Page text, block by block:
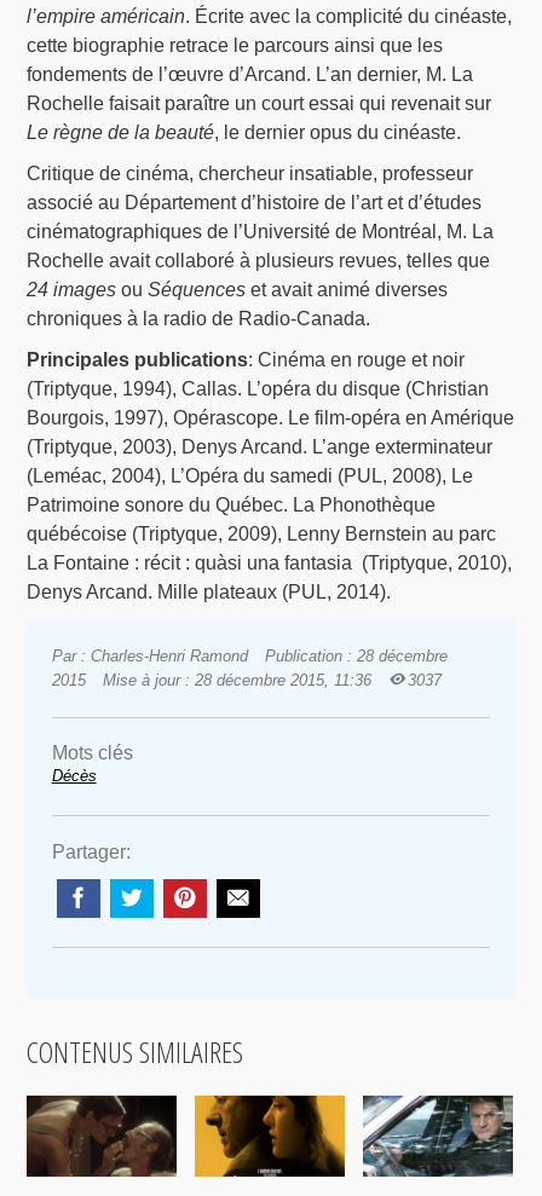
l’empire américain. Écrite avec la complicité du cinéaste,
cette biographie retrace le parcours ainsi que les
fondements de l’œuvre d’Arcand. L’an dernier, M. La
Rochelle faisait paraître un court essai qui revenait sur
Le règne de la beauté, le dernier opus du cinéaste.
Critique de cinéma, chercheur insatiable, professeur
associé au Département d’histoire de l’art et d’études
cinématographiques de l’Université de Montréal, M. La
Rochelle avait collaboré à plusieurs revues, telles que
24 images ouSéquences et avait animé diverses
chroniques à la radio de Radio-Canada.
Principales publications: Cinéma en rouge et noir
(Triptyque, 1994), Callas. L’opéra du disque (Christian
Bourgois, 1997), Opérascope. Le film-opéra en Amérique
(Triptyque, 2003), Denys Arcand. L’ange exterminateur
(Leméac, 2004), L’Opéra du samedi (PUL, 2008), Le
Patrimoine sonore du Québec. La Phonothèque
québécoise (Triptyque, 2009), Lenny Bernstein au parc
La Fontaine : récit : quàsi una fantasia (Triptyque, 2010),
Denys Arcand. Mille plateaux (PUL, 2014).
Par : Charles-Henri Ramond
Publication : 28 décembre
2015
Mise à jour : 28 décembre 2015, 11:36 3037
Mots clés
Décès
Partager:
CONTENUS SIMILAIRES